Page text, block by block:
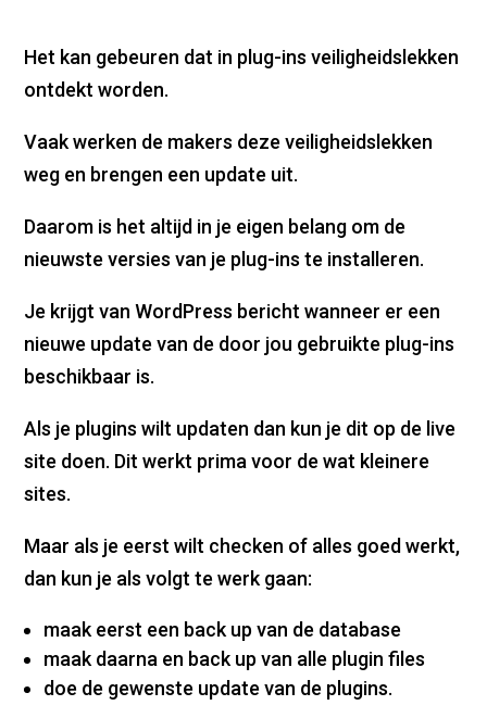
Het kan gebeuren dat in plug-ins veiligheidslekken
ontdekt worden.
Vaak werken de makers deze veiligheidslekken
weg en brengen een update uit.
Daarom is het altijd in je eigen belang om de
nieuwste versies van je plug-ins te installeren.
Je krijgt van WordPress bericht wanneer er een
nieuwe update van de door jou gebruikte plug-ins
beschikbaar is.
Als je plugins wilt updaten dan kun je dit op de live
site doen. Dit werkt prima voor de wat kleinere
sites.
Maar als je eerst wilt checken of alles goed werkt,
dan kun je als volgt te werk gaan:
maak eerst een back up van de database
maak daarna en back up van alle plugin files
doe de gewenste update van de plugins.